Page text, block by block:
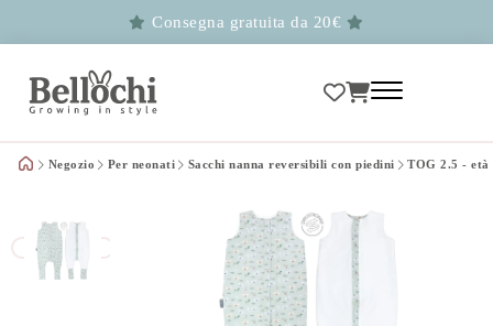
Consegna gratuita da 20€
Negozio Per neonati Sacchi nanna reversibili con piedini TOG 2.5 - età